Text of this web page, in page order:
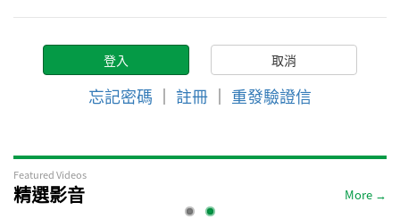
忘記密碼 ｜ 註冊 ｜ 重發驗證信
Featured Videos
精選影音 More →